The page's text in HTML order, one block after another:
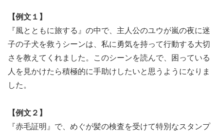
【例文１】
『風とともに旅する』の中で、主人公のユウが嵐の夜に迷
子の子犬を救うシーンは、私に勇気を持って行動する大切
さを教えてくれました。このシーンを読んで、困っている
人を見かけたら積極的に手助けしたいと思うようになりま
した。
【例文２】
『赤毛証明』で、めぐが髪の検査を受けて特別なスタンプ